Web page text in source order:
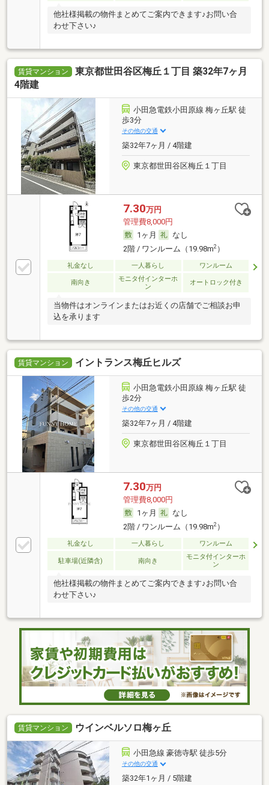
他社様掲載の物件まとめてご案内できます♪お問い合
わせ下さい♪
賃貸マンション
東京都世田谷区梅丘１丁目 築32年7ヶ月
4階建
小田急電鉄小田原線 梅ヶ丘駅 徒
歩3分
その他の交通
築32年7ヶ月 / 4階建
東京都世田谷区梅丘１丁目
7.30万円
管理費8,000円
1ヶ月
なし
2階 / ワンルーム（19.98m2）
礼金なし 一人暮らし ワンルーム
南向き
モニタ付インターホ
ン
オートロック付き
当物件はオンラインまたはお近くの店舗でご相談お申
込を承ります
賃貸マンション イントランス梅丘ヒルズ
小田急電鉄小田原線 梅ヶ丘駅 徒
歩2分
その他の交通
築32年7ヶ月 / 4階建
東京都世田谷区梅丘１丁目
7.30万円
管理費8,000円
1ヶ月
なし
2階 / ワンルーム（19.98m2）
礼金なし 一人暮らし ワンルーム
駐車場(近隣含) 南向き
モニタ付インターホ
ン
他社様掲載の物件まとめてご案内できます♪お問い合
わせ下さい♪
賃貸マンション ウインベルソロ梅ヶ丘
小田急線 豪徳寺駅 徒歩5分
その他の交通
築32年1ヶ月 / 5階建